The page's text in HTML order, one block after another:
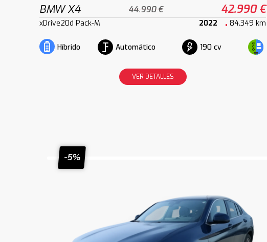
BMW X4 44.990 € 42.990 €
xDrive20d Pack-M 2022 84.349 km
Híbrido Automático 190 cv
VER DETALLES
-5%